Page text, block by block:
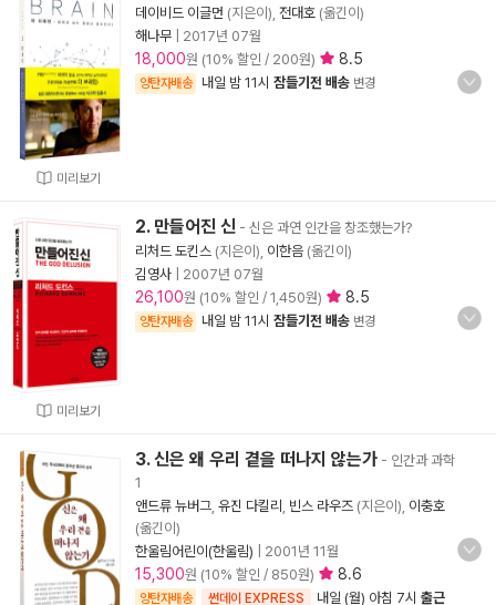
미리보기
데이비드 이글먼 (지은이), 전대호 (옮긴이)
해나무
2017년 07월
18,000원 (10% 할인 / 200원) 8.5
양탄자배송 내일 밤 11시 잠들기전 배송 변경
미리보기
2. 만들어진 신 - 신은 과연 인간을 창조했는가?
리처드 도킨스 (지은이), 이한음 (옮긴이)
김영사
2007년 07월
26,100원 (10% 할인 / 1,450원) 8.5
양탄자배송 내일 밤 11시 잠들기전 배송 변경
3. 신은 왜 우리 곁을 떠나지 않는가 - 인간과 과학
1
앤드류 뉴버그 유진 다킬리 빈스 라우즈 (지은이), 이충호
(옮긴이)
한울림어린이(한울림)
2001년 11월
15,300원 (10% 할인 / 850원) 8.6
양탄자배송 썬데이 EXPRESS 내일 (월) 아침 7시 출근